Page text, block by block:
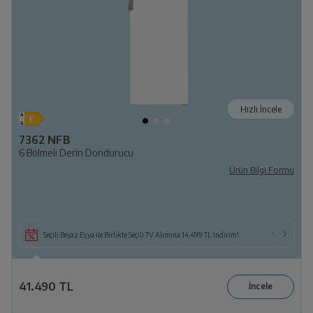
Hızlı İncele
7362 NFB
6 Bölmeli Derin Dondurucu
Ürün Bilgi Formu
Seçili Beyaz Eşya ile Birlikte Seçili TV Alımına 14.499 TL İndirim!
41.490 TL